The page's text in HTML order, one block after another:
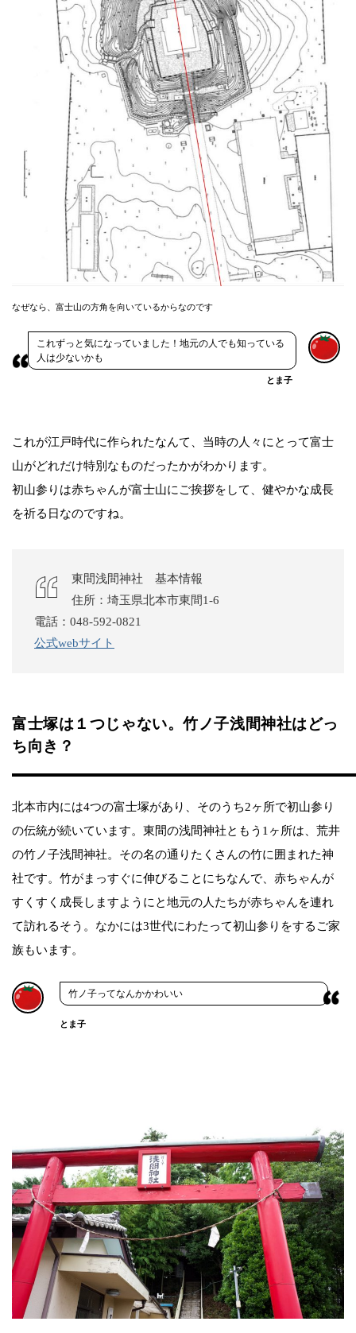
なぜなら、富士山の方角を向いているからなのです
これずっと気になっていました！地元の人でも知っている
人は少ないかも
とま子
これが江戸時代に作られたなんて、当時の人々にとって富士
山がどれだけ特別なものだったかがわかります。
初山参りは赤ちゃんが富士山にご挨拶をして、健やかな成長
を祈る日なのですね。
東間浅間神社 基本情報
住所：埼玉県北本市東間1-6
電話：048-592-0821
公式webサイト
富士塚は１つじゃない。竹ノ子浅間神社はどっ
ち向き？
北本市内には4つの富士塚があり、そのうち2ヶ所で初山参り
の伝統が続いています。東間の浅間神社ともう1ヶ所は、荒井
の竹ノ子浅間神社。その名の通りたくさんの竹に囲まれた神
社です。竹がまっすぐに伸びることにちなんで、赤ちゃんが
すくすく成長しますようにと地元の人たちが赤ちゃんを連れ
て訪れるそう。なかには3世代にわたって初山参りをするご家
族もいます。
竹ノ子ってなんかかわいい
とま子